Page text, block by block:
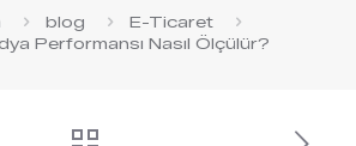
blog
E-Ticaret
Performansı Nasıl Ölçülür?